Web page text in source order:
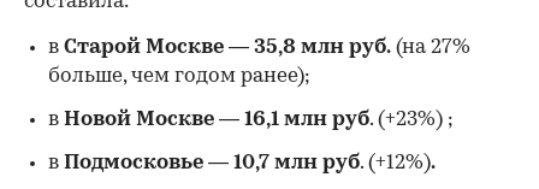
в Старой Москве — 35,8 млн руб. (на 27%
больше, чем годом ранее);
в Новой Москве — 16,1 млн руб. (+23%) ;
в Подмосковье — 10,7 млн руб. (+12%).